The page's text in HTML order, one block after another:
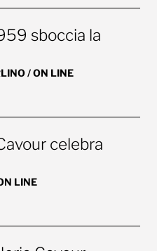
sboccia la
/ ON LINE
celebra
LINE